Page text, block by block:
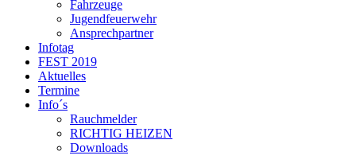
Fahrzeuge
Jugendfeuerwehr
Ansprechpartner
Infotag
FEST 2019
Aktuelles
Termine
Info´s
Rauchmelder
RICHTIG HEIZEN
Downloads